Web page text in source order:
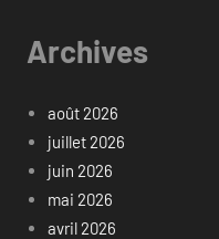
Archives
août 2026
juillet 2026
juin 2026
mai 2026
avril 2026